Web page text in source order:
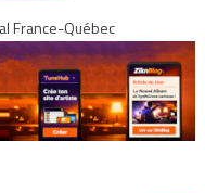
France-Québec